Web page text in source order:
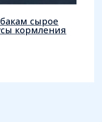
сырое
кормления